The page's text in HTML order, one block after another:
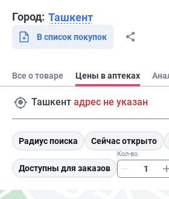
Город: Ташкент
В список покупок
Все о товаре Цены в аптеках
Ташкент адрес не указан
Радиус поиска Сейчас открыто
Доступны для заказов
Кол-во